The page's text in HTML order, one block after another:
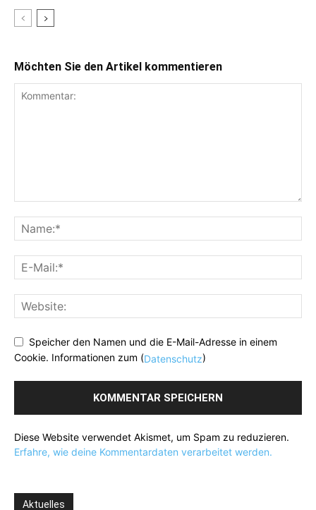
Möchten Sie den Artikel kommentieren
Speicher den Namen und die E-Mail-Adresse in einem
Cookie. Informationen zum (Datenschutz)
Diese Website verwendet Akismet, um Spam zu reduzieren.
Erfahre, wie deine Kommentardaten verarbeitet werden.
Aktuelles